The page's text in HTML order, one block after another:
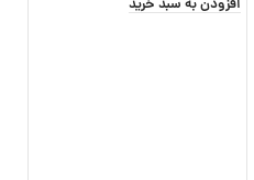
افزودن به سبد خرید